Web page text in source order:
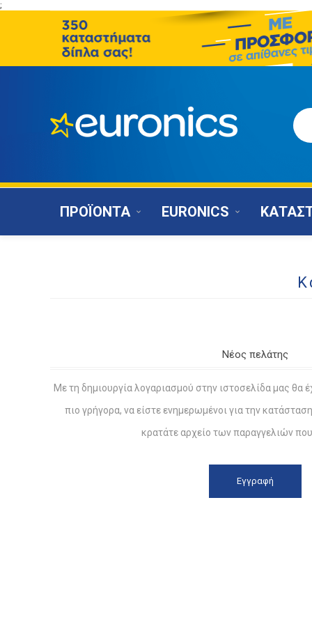
;
ΠΡΟΪΟΝΤΑ EURONICS
Νέος πελάτης
Με τη δημιουργία λογαριασμού στην ιστοσελίδα μας θα
πιο γρήγορα, να είστε ενημερωμένοι για την
κρατάτε αρχείο των παραγγελιών που